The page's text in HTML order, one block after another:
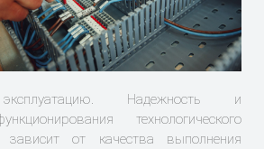
Надежность и
технологического
от качества выполнения